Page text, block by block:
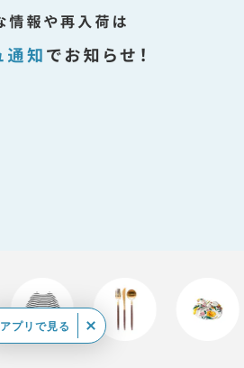
アプリで見る